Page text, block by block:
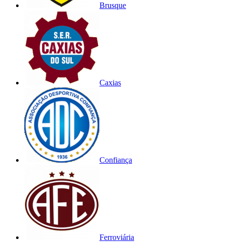
Brusque
Caxias
Confiança
Ferroviária